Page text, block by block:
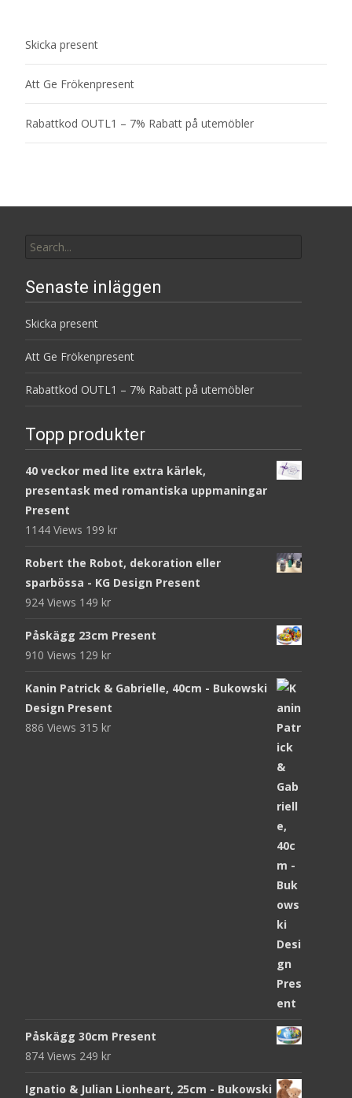
Skicka present
Att Ge Frökenpresent
Rabattkod OUTL1 – 7% Rabatt på utemöbler
for:
Senaste inläggen
Skicka present
Att Ge Frökenpresent
Rabattkod OUTL1 – 7% Rabatt på utemöbler
Topp produkter
40 veckor med lite extra kärlek,
presentask med romantiska uppmaningar
Present
1144 Views 199 kr
Robert the Robot, dekoration eller
sparbössa - KG Design Present
924 Views 149 kr
Påskägg 23cm Present
910 Views 129 kr
Kanin Patrick & Gabrielle, 40cm - Bukowski
Design Present
886 Views 315 kr
Påskägg 30cm Present
874 Views 249 kr
Ignatio & Julian Lionheart, 25cm - Bukowski